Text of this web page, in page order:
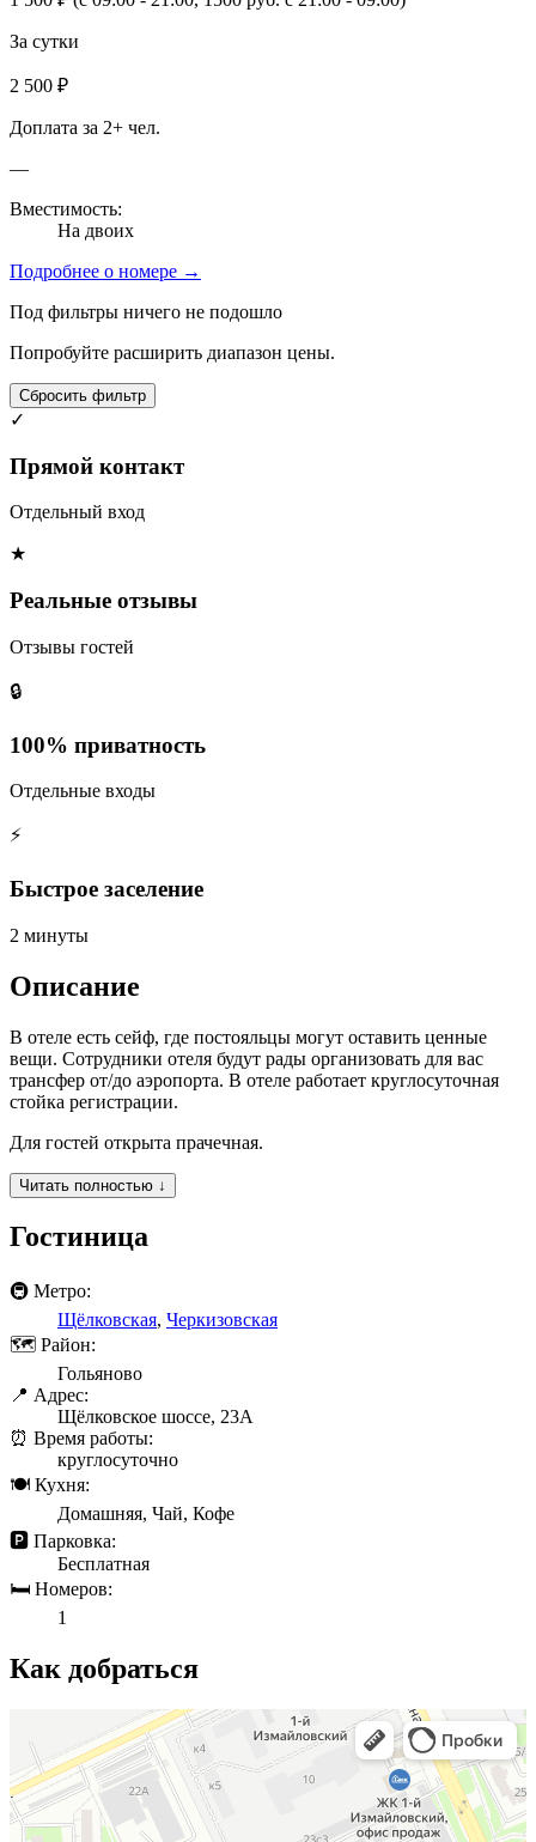
За сутки
2 500 ₽
Доплата за 2+ чел.
—
Вместимость:
На двоих
Подробнее о номере →
Под фильтры ничего не подошло
Попробуйте расширить диапазон цены.
Сбросить фильтр
✓
Прямой контакт
Отдельный вход
★
Реальные отзывы
Отзывы гостей
🔒
100% приватность
Отдельные входы
⚡
Быстрое заселение
2 минуты
Описание
В отеле есть сейф, где постояльцы могут оставить ценные
вещи. Сотрудники отеля будут рады организовать для вас
трансфер от/до аэропорта. В отеле работает круглосуточная
стойка регистрации.
Для гостей открыта прачечная.
Читать полностью ↓
Гостиница
🚇 Метро:
Щёлковская, Черкизовская
🗺 Район:
Гольяново
📍 Адрес:
Щёлковское шоссе, 23А
⏰ Время работы:
круглосуточно
🍽 Кухня:
Домашняя, Чай, Кофе
🅿️ Парковка:
Бесплатная
🛏 Номеров:
1
Как добраться